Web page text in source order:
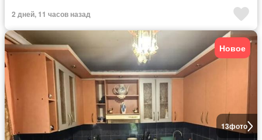
2 дней, 11 часов назад
13фото
Новое